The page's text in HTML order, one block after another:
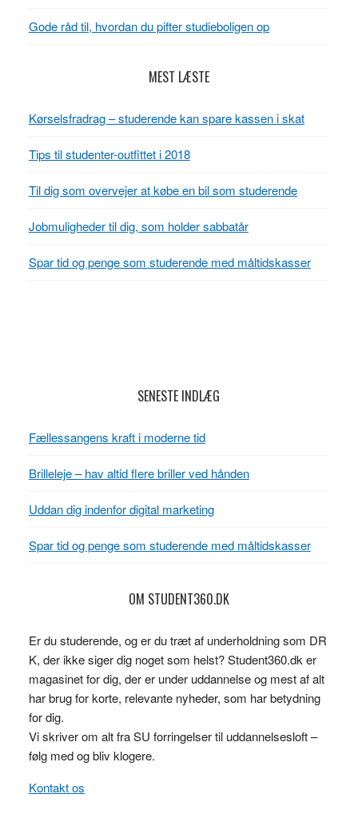
Gode råd til, hvordan du pifter studieboligen op
MEST LÆSTE
Kørselsfradrag – studerende kan spare kassen i skat
Tips til studenter-outfittet i 2018
Til dig som overvejer at købe en bil som studerende
Jobmuligheder til dig, som holder sabbatår
Spar tid og penge som studerende med måltidskasser
SENESTE INDLÆG
Fællessangens kraft i moderne tid
Brilleleje – hav altid flere briller ved hånden
Uddan dig indenfor digital marketing
Spar tid og penge som studerende med måltidskasser
OM STUDENT360.DK
Er du studerende, og er du træt af underholdning som DR
K, der ikke siger dig noget som helst? Student360.dk er
magasinet for dig, der er under uddannelse og mest af alt
har brug for korte, relevante nyheder, som har betydning
for dig.
Vi skriver om alt fra SU forringelser til uddannelsesloft –
følg med og bliv klogere.
Kontakt os